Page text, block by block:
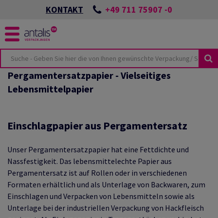
KONTAKT +49 711 75907 -0
& PALETTEN
Pergamentersatzpapier - Vielseitiges
Lebensmittelpapier
Einschlagpapier aus Pergamentersatz
Unser Pergamentersatzpapier hat eine Fettdichte und
Nassfestigkeit. Das lebensmittelechte Papier aus
Pergamentersatz ist auf Rollen oder in verschiedenen
Formaten erhältlich und als Unterlage von Backwaren, zum
Einschlagen und Verpacken von Lebensmitteln sowie als
Unterlage bei der industriellen Verpackung von Hackfleisch